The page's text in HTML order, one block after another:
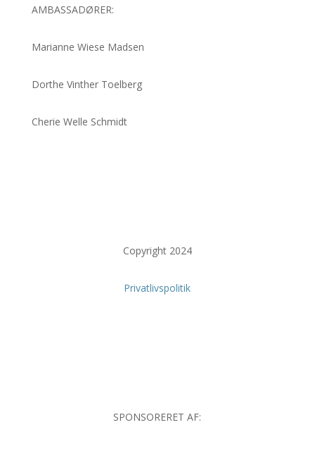
AMBASSADØRER:
Marianne Wiese Madsen
Dorthe Vinther Toelberg
Cherie Welle Schmidt
Copyright 2024
Privatlivspolitik
SPONSORERET AF: